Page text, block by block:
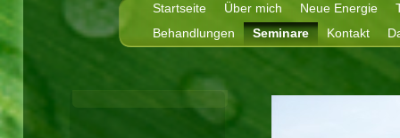
Startseite Über mich Neue Energie
Behandlungen
Seminare Kontakt